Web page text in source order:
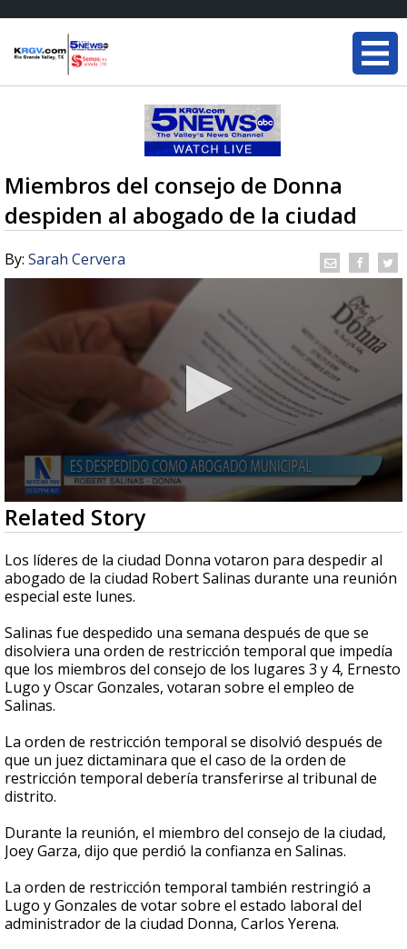
Miembros del consejo de Donna
despiden al abogado de la ciudad
By: Sarah Cervera
0
seconds
of
52
seconds
Related Story
Los líderes de la ciudad Donna votaron para despedir al
abogado de la ciudad Robert Salinas durante una reunión
especial este lunes.
Salinas fue despedido una semana después de que se
disolviera una orden de restricción temporal que impedía
que los miembros del consejo de los lugares 3 y 4, Ernesto
Lugo y Oscar Gonzales, votaran sobre el empleo de
Salinas.
La orden de restricción temporal se disolvió después de
que un juez dictaminara que el caso de la orden de
restricción temporal debería transferirse al tribunal de
distrito.
Durante la reunión, el miembro del consejo de la ciudad,
Joey Garza, dijo que perdió la confianza en Salinas.
La orden de restricción temporal también restringió a
Lugo y Gonzales de votar sobre el estado laboral del
administrador de la ciudad Donna, Carlos Yerena.